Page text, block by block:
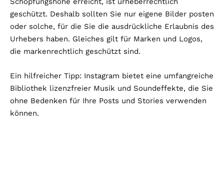
geschützt. Deshalb sollten Sie nur eigene Bilder posten
oder solche, für die Sie die ausdrückliche Erlaubnis des
Urhebers haben. Gleiches gilt für Marken und Logos,
die markenrechtlich geschützt sind.
Ein hilfreicher Tipp: Instagram bietet eine umfangreiche
Bibliothek lizenzfreier Musik und Soundeffekte, die Sie
ohne Bedenken für Ihre Posts und Stories verwenden
können.